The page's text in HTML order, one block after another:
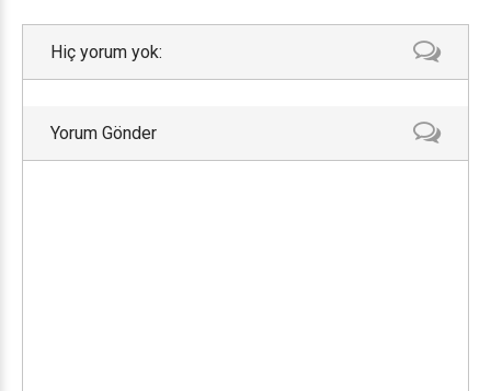
Hiç yorum yok:
Yorum Gönder